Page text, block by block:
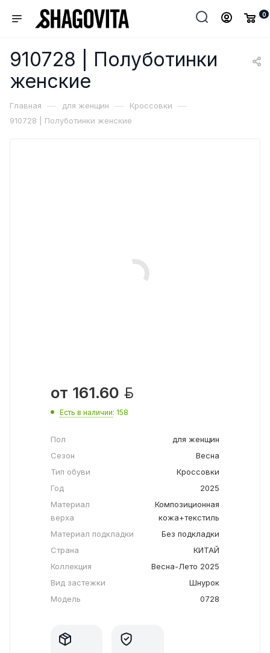
0
910728 | Полуботинки
женские
Главная — для женщин — Кроссовки —
910728 | Полуботинки женские
от 161.60 
Есть в наличии: 158
Пол
для женщин
Сезон
Весна
Тип обуви
Кроссовки
Год
2025
Материал
верха
Композиционная
кожа+текстиль
Материал подкладки
Без подкладки
Страна
КИТАЙ
Коллекция
Весна-Лето 2025
Вид застежки
Шнурок
Модель
0728